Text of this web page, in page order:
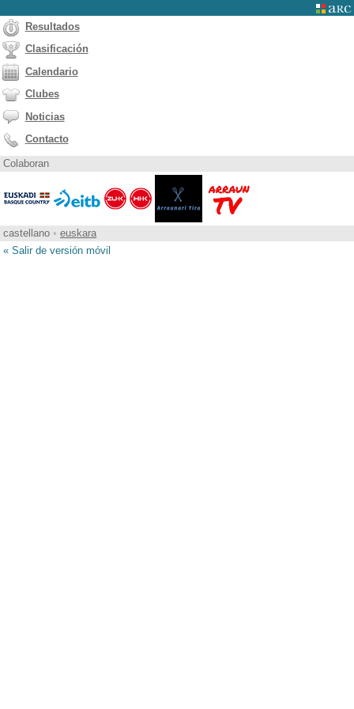
Resultados
Clasificación
Calendario
Clubes
Noticias
Contacto
Colaboran
castellano • euskara
« Salir de versión móvil